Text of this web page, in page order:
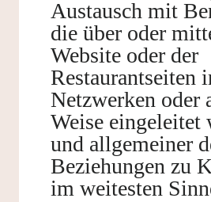
Austausch mit
die über oder
Website oder der
Restaurantseiten
Netzwerken oder
Weise eingeleitet
und allgemeiner
Beziehungen zu
im weitesten